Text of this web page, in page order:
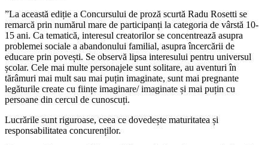
”La această ediție a Concursului de proză scurtă Radu Rosetti se
remarcă prin numărul mare de participanți la categoria de vârstă 10-
15 ani. Ca tematică, interesul creatorilor se concentrează asupra
problemei sociale a abandonului familial, asupra încercării de
educare prin povești. Se observă lipsa interesului pentru universul
școlar. Cele mai multe personajele sunt solitare, au aventuri în
tărâmuri mai mult sau mai puțin imaginate, sunt mai pregnante
legăturile create cu ființe imaginare/ imaginate și mai puțin cu
persoane din cercul de cunoscuți.
Lucrările sunt riguroase, ceea ce dovedește maturitatea și
responsabilitatea concurenților.